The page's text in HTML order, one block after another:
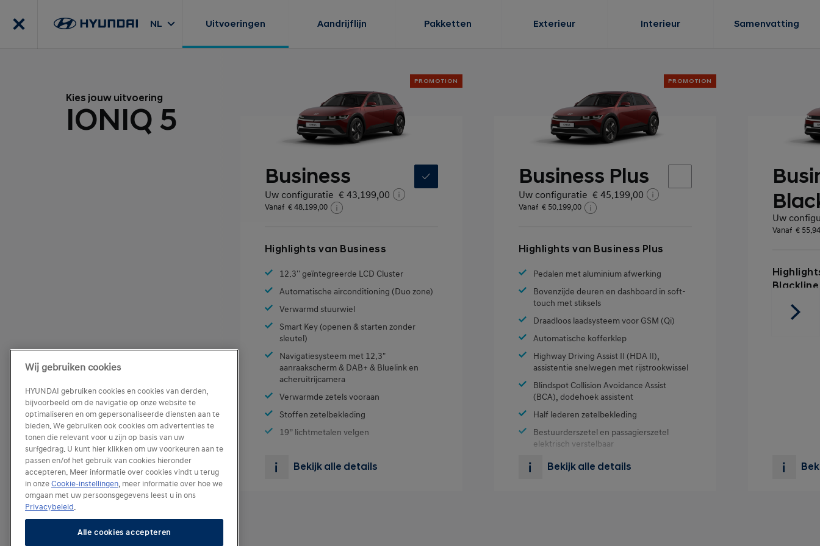
NL Uitvoeringen Aandrijflijn Pakketten Exterieur Interieur Samenvatting
Kies jouw uitvoering
IONIQ 5
PROMOTION
Business
Uw configuratie € 43.199,00
Vanaf € 48.199,00
Highlights van Business
12.3'' geïntegreerde LCD Cluster
Automatische airconditioning (Duo zone)
Verwarmd stuurwiel
Smart Key (openen & starten zonder
sleutel)
Navigatiesysteem met 12.3"
aanraakscherm & DAB+ & Bluelink en
acheruitrijcamera
Verwarmde zetels vooraan
Stoffen zetelbekleding
19” lichtmetalen velgen
Bekijk alle details
PROMOTION
Business Plus
Uw configuratie € 45.199,00
Vanaf € 50.199,00
Highlights van Business Plus
Pedalen met aluminium afwerking
Bovenzijde deuren en dashboard in soft-
touch met stiksels
Draadloos laadsysteem voor GSM (Qi)
Automatische kofferklep
Highway Driving Assist II (HDA II),
assistentie snelwegen met rijstrookwissel
Blindspot Collision Avoidance Assist
(BCA), dodehoek assistent
Half lederen zetelbekleding
Bestuurderszetel en passagierszetel
elektrisch verstelbaar
Automatische “flush handles” deurgrepen
Bekijk alle details
Uw
Vanaf €
Blackline
Wij gebruiken cookies
HYUNDAI gebruiken cookies en cookies van derden,
bijvoorbeeld om de navigatie op onze website te
optimaliseren en om gepersonaliseerde diensten aan te
bieden. We gebruiken ook cookies om advertenties te
tonen die relevant voor u zijn op basis van uw
surfgedrag. U kunt hier klikken om uw voorkeuren aan te
passen en/of het gebruik van cookies hieronder
accepteren. Meer informatie over cookies vindt u terug
in onzeCookie-instellingen, meer informatie over hoe we
omgaan met uw persoonsgegevens leest u in ons
Privacybeleid.
Alle cookies accepteren